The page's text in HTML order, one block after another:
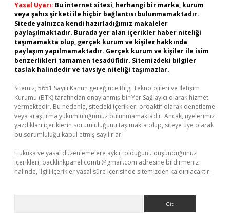
Yasal Uyarı: Bu internet sitesi, herhangi bir marka, kurum
veya şahıs şirketi ile hiçbir bağlantısı bulunmamaktadır.
Sitede yalnızca kendi hazırladığımız makaleler
paylaşılmaktadır. Burada yer alan içerikler haber niteliği
taşımamakta olup, gerçek kurum ve kişiler hakkında
paylaşım yapılmamaktadır. Gerçek kurum ve kişiler ile isim
benzerlikleri tamamen tesadüfidir. Sitemizdeki bilgiler
taslak halindedir ve tavsiye niteliği taşımazlar.
Sitemiz, 5651 Sayılı Kanun gereğince Bilgi Teknolojileri ve İletişim
Kurumu (BTK) tarafından onaylanmış bir Yer Sağlayıcı olarak hizmet
vermektedir. Bu nedenle, sitedeki içerikleri proaktif olarak denetleme
veya araştırma yükümlülüğümüz bulunmamaktadır. Ancak, üyelerimiz
yazdıkları içeriklerin sorumluluğunu taşımakta olup, siteye üye olarak
bu sorumluluğu kabul etmiş sayılırlar.
Hukuka ve yasal düzenlemelere aykırı olduğunu düşündüğünüz
içerikleri, backlinkpanelicomtr@gmail.com adresine bildirmeniz
halinde, ilgili içerikler yasal süre içerisinde sitemizden kaldırılacaktır.